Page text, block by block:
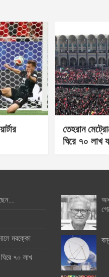
তেহরান
ঘিরে ৭০ লাখ
মরক্কো
ঘিরে ৭০ লাখ